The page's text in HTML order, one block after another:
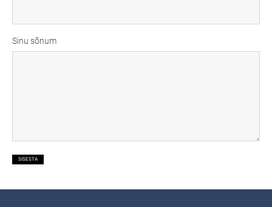
Sinu sõnum